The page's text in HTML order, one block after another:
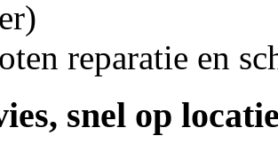
reparatie en
snel op